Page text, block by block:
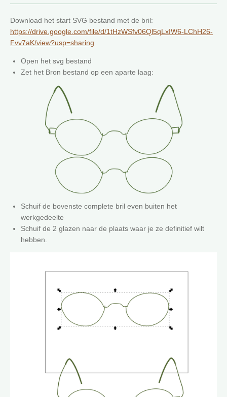
Download het start SVG bestand met de bril:
https://drive.google.com/file/d/1tHzWSfv06Ql5qLxIW6-LChH26-
Fvv7aK/view?usp=sharing
Open het svg bestand
Zet het Bron bestand op een aparte laag:
Schuif de bovenste complete bril even buiten het
werkgedeelte
Schuif de 2 glazen naar de plaats waar je ze definitief wilt
hebben.